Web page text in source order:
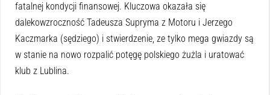
fatalnej kondycji finansowej. Kluczowa okazała się
dalekowzroczność Tadeusza Supryma z Motoru i Jerzego
Kaczmarka (sędziego) i stwierdzenie, ze tylko mega gwiazdy są
w stanie na nowo rozpalić potęgę polskiego żużla i uratować
klub z Lublina.